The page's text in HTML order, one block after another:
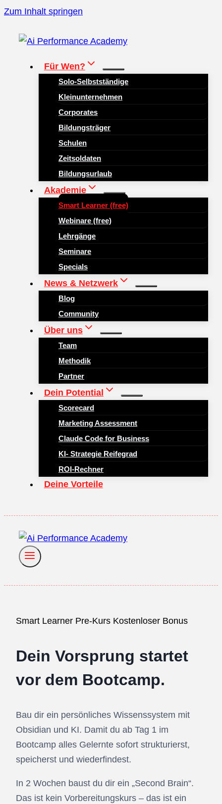
Zum Inhalt springen
Für Wen?
Solo-Selbstständige
Kleinunternehmen
Corporates
Bildungsträger
Schulen
Zeitsoldaten
Bildungsurlaub
Akademie
Smart Learner (free)
Webinare (free)
Lehrgänge
Seminare
Specials
News & Netzwerk
Blog
Community
Über uns
Team
Methodik
Partner
Dein Potential
Scorecard
Marketing Assessment
Claude Code for Business
KI- Strategie Reifegrad
ROI-Rechner
Deine Vorteile
Smart Learner Pre-Kurs Kostenloser Bonus
Dein Vorsprung startet
vor dem Bootcamp.
Bau dir ein persönliches Wissenssystem mit
Obsidian und KI. Damit du ab Tag 1 im
Bootcamp alles Gelernte sofort strukturierst,
speicherst und wiederfindest.
In 2 Wochen baust du dir ein „Second Brain“.
Das ist kein Vorbereitungskurs – das ist ein